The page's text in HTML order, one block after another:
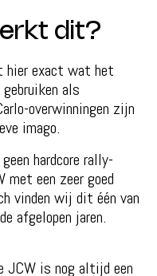
dit?
hier exact wat het
als
overwinningen zijn
imago.
hardcore rally-
met een zeer goed
vinden wij dit één van
afgelopen jaren.
JCW is nog altijd een